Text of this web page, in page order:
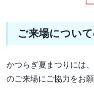
ご来場につい
かつらぎ夏まつりには
のご来場にご協力をお